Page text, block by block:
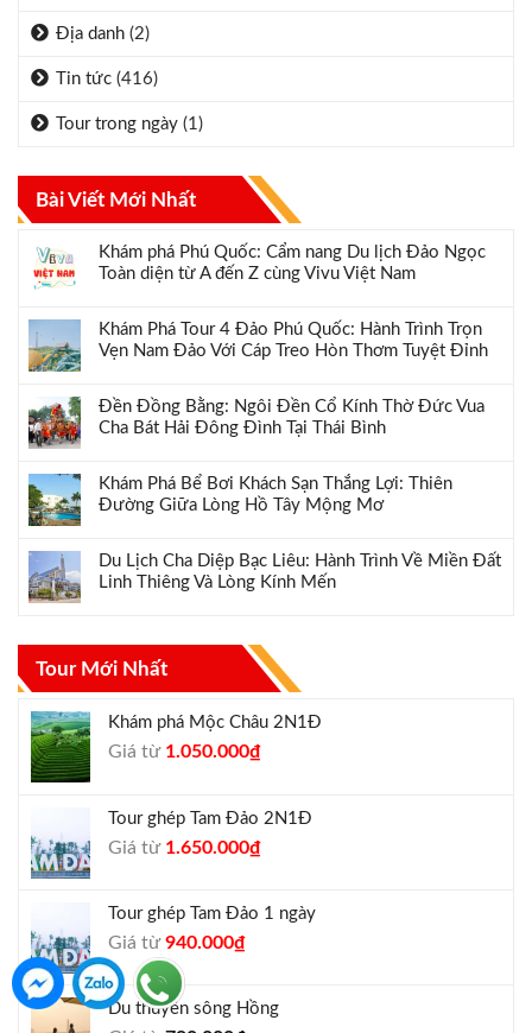
Địa danh (2)
Tin tức (416)
Tour trong ngày (1)
Bài Viết Mới Nhất
Khám phá Phú Quốc: Cẩm nang Du lịch Đảo Ngọc
Toàn diện từ A đến Z cùng Vivu Việt Nam
Khám Phá Tour 4 Đảo Phú Quốc: Hành Trình Trọn
Vẹn Nam Đảo Với Cáp Treo Hòn Thơm Tuyệt Đỉnh
Đền Đồng Bằng: Ngôi Đền Cổ Kính Thờ Đức Vua
Cha Bát Hải Đông Đình Tại Thái Bình
Khám Phá Bể Bơi Khách Sạn Thắng Lợi: Thiên
Đường Giữa Lòng Hồ Tây Mộng Mơ
Du Lịch Cha Diệp Bạc Liêu: Hành Trình Về Miền Đất
Linh Thiêng Và Lòng Kính Mến
Tour Mới Nhất
Khám phá Mộc Châu 2N1Đ
Giá từ Giá
1.300.000₫.
1.050.000₫Giá
là:
Tour ghép Tam Đảo 2N1Đ
Giá từ Giá
1.800.000₫.
1.650.000₫Giá
là:
Tour ghép Tam Đảo 1 ngày
Giá từGiá
gốc
là:
1.000.000₫.
940.000₫Giá
là:
Du thuyền sông Hồng